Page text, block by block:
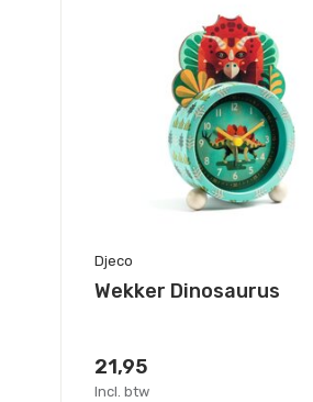
Djeco
Wekker Dinosaurus
21,95
Incl. btw